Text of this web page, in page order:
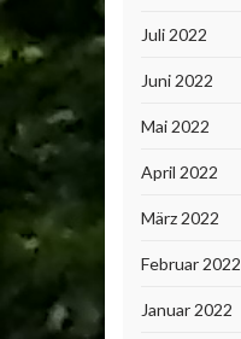
Juli 2022
Juni 2022
Mai 2022
April 2022
März 2022
Februar 2022
Januar 2022